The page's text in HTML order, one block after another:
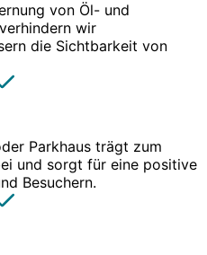
von Öl- und
wir
die Sichtbarkeit von
Parkhaus trägt zum
und sorgt für eine positive
Besuchern.